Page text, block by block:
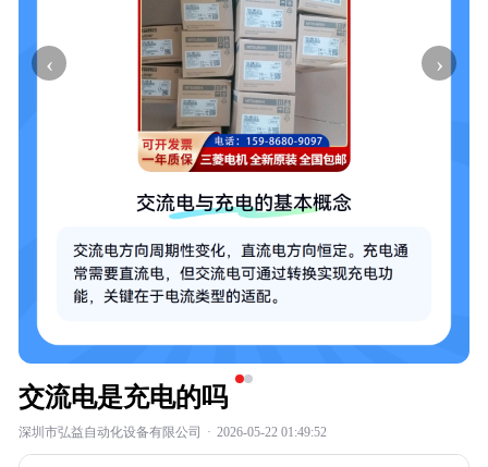
‹ ›
交流电是充电的吗
深圳市弘益自动化设备有限公司 · 2026-05-22 01:49:52